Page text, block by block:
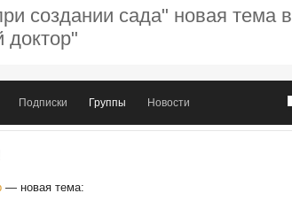
создании сада" новая тема в
доктор"
Подписки Группы Новости
— новая тема: